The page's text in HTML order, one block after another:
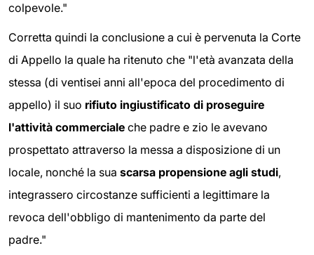
colpevole."
Corretta quindi la conclusione a cui è pervenuta la Corte
di Appello la quale ha ritenuto che "l'età avanzata della
stessa (di ventisei anni all'epoca del procedimento di
appello) il suo rifiuto ingiustificato di proseguire
l'attività commerciale che padre e zio le avevano
prospettato attraverso la messa a disposizione di un
locale, nonché la sua scarsa propensione agli studi,
integrassero circostanze sufficienti a legittimare la
revoca dell'obbligo di mantenimento da parte del
padre."